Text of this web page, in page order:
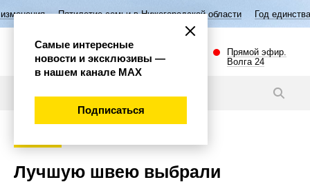
семьи в Нижегородской области Год единства народов России
Прямой эфир.
Волга 24
Лучшую швею выбрали
Самые интересные
новости и эксклюзивы —
в нашем канале МАХ
Подписаться